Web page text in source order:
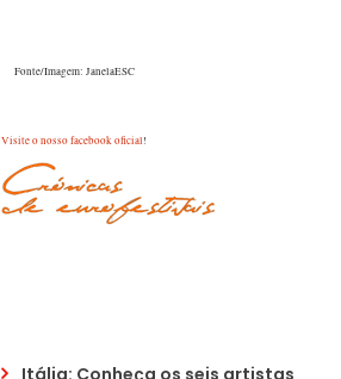
Fonte/Imagem: JanelaESC
Visite o nosso facebook oficial!
Itália: Conheça os seis artistas